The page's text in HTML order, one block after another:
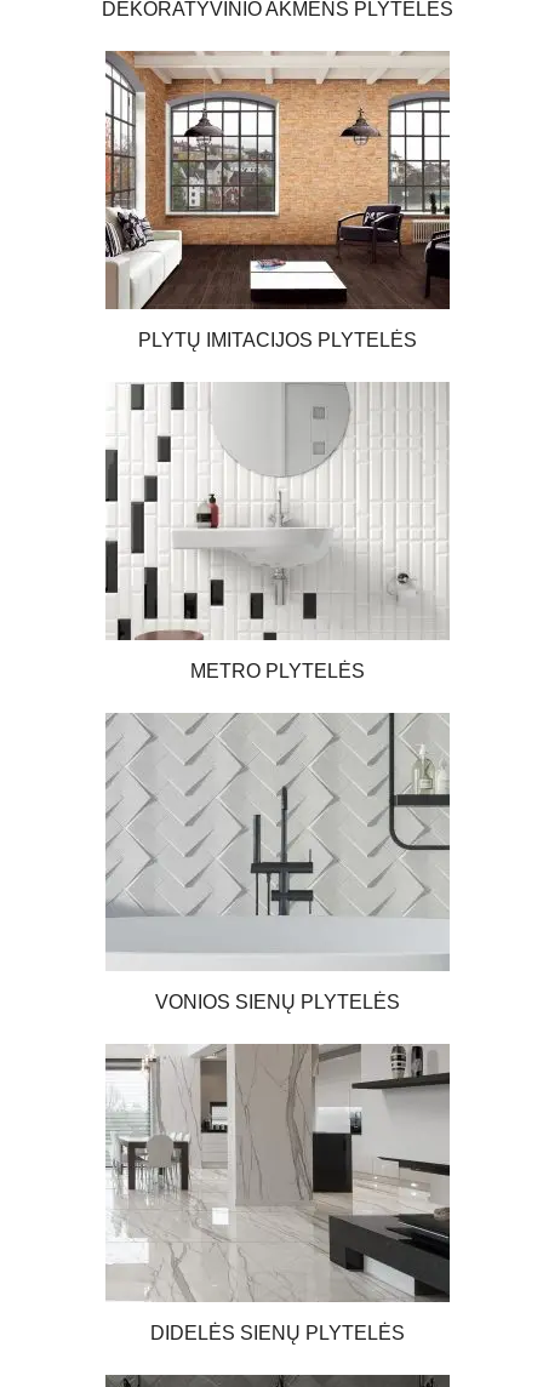
Kvalifikuoti „Apdailos namų“ specialistai mielai patars ir padės
Sienų plyteles galite įsigyti tiek internetu, tiek mūsų salone Vilniuje
– čia rasite ir visą mūsų siūlomą produkciją.
DEKORATYVINIO AKMENS PLYTELĖS
PLYTŲ IMITACIJOS PLYTELĖS
METRO PLYTELĖS
VONIOS SIENŲ PLYTELĖS
DIDELĖS SIENŲ PLYTELĖS